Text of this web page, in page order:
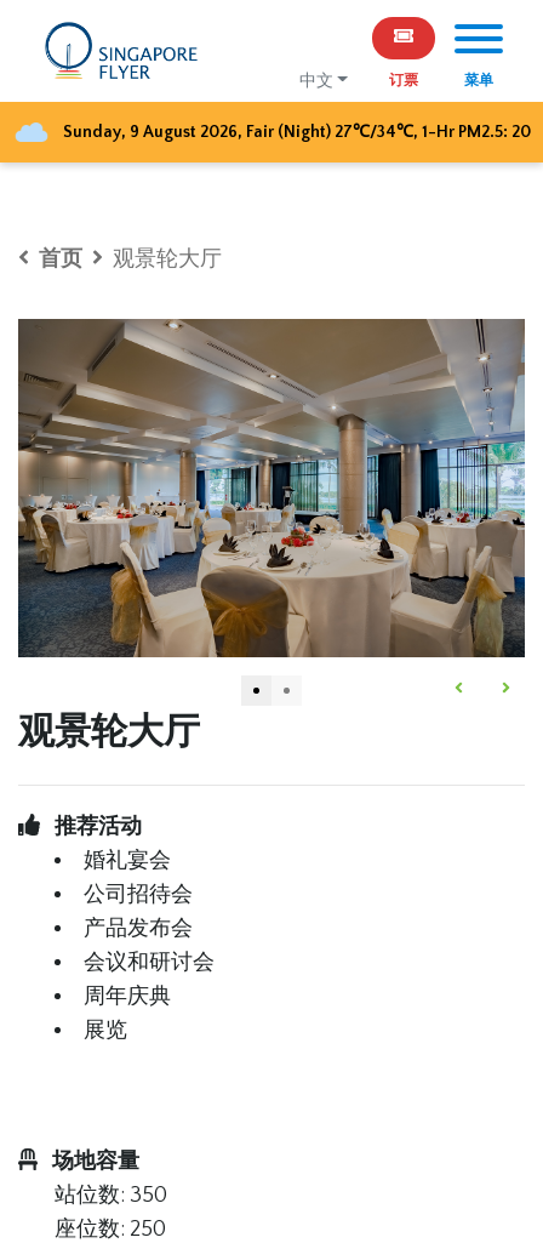
中文 订票 菜单
Sunday, 9 August 2026, Fair (Night) 27℃/34℃, 1-Hr PM2.5: 20
首页 观景轮大厅
观景轮大厅
推荐活动
婚礼宴会
公司招待会
产品发布会
会议和研讨会
周年庆典
展览
场地容量
站位数: 350
座位数: 250